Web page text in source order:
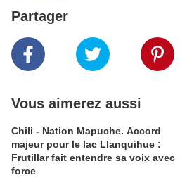
Partager
Vous aimerez aussi
Chili - Nation Mapuche. Accord
majeur pour le lac Llanquihue :
Frutillar fait entendre sa voix avec
force